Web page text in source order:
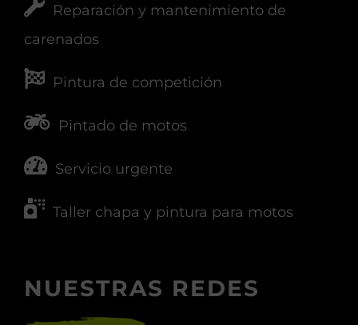
Reparación y mantenimiento de
carenados
Pintura de competición
Pintado de motos
Servicio urgente
Taller chapa y pintura para motos
NUESTRAS REDES